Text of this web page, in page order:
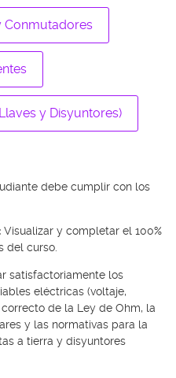
Conmutadores
y Disyuntores)
debe cumplir con los
Visualizar y completar el 100%
del curso.
satisfactoriamente los
eléctricas (voltaje,
de la Ley de Ohm, la
y las normativas para la
a tierra y disyuntores